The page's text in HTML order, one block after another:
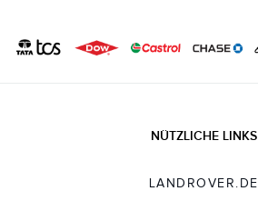
NÜTZLICHE LINKS
LANDROVER.DE